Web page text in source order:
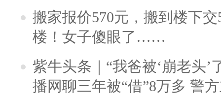
搬家报价570元，搬到楼下
楼！女子傻眼了……
紫牛头条｜“我爸被‘崩老头’
播网聊三年被“借”8万多 警